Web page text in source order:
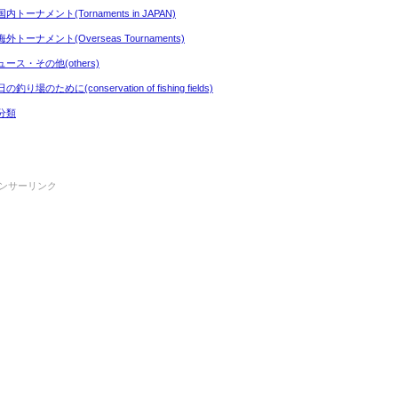
内トーナメント(Tornaments in JAPAN)
外トーナメント(Overseas Tournaments)
ース・その他(others)
の釣り場のために(conservation of fishing fields)
類
サーリンク